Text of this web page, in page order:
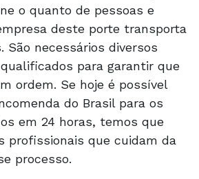
o quanto de pessoas e
deste porte transporta
São necessários diversos
para garantir que
ordem. Se hoje é possível
do Brasil para os
em 24 horas, temos que
profissionais que cuidam da
processo.